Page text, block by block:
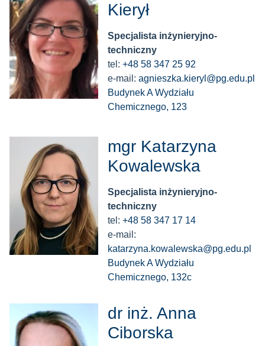
Kierył
Specjalista inżynieryjno-
techniczny
tel: +48 58 347 25 92
e-mail: agnieszka.kieryl@pg.edu.pl
Budynek A Wydziału
Chemicznego, 123
mgr Katarzyna
Kowalewska
Specjalista inżynieryjno-
techniczny
tel: +48 58 347 17 14
e-mail:
katarzyna.kowalewska@pg.edu.pl
Budynek A Wydziału
Chemicznego, 132c
dr inż. Anna
Ciborska